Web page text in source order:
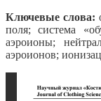
Ключевые слова:
поля; система
аэроионы;
аэроионов;